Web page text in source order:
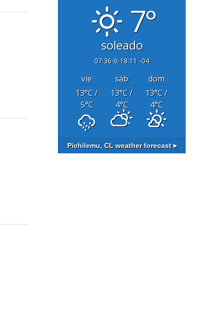
7°
soleado
07:36 18:11 -04
vie sáb
dom
13°C/
5°C
13°C/
4°C
13°C/
4°C
Pichilemu, CL weather forecast ▸